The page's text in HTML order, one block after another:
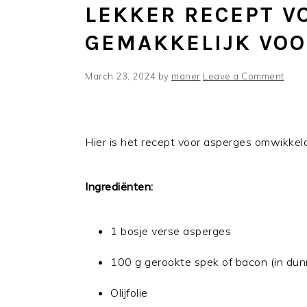
LEKKER RECEPT
GEMAKKELIJK
March 23, 2024 by maner Leave a Comment
Hier is het recept voor asperges
Ingrediënten:
1 bosje verse asperges
100 g gerookte spek of bacon (in
Olijfolie